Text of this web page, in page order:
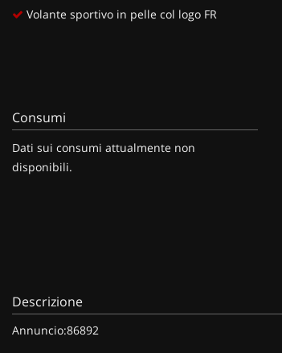
Volante sportivo in pelle col logo FR
Consumi
Dati sui consumi attualmente non
disponibili.
Descrizione
Annuncio:86892